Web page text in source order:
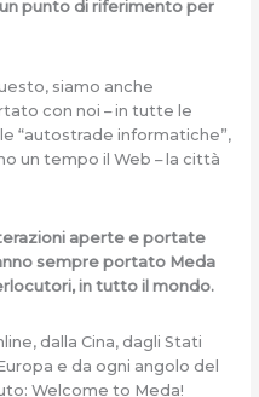
punto di riferimento per
siamo anche
con noi – in tutte le
“autostrade informatiche”,
un tempo il Web – la città
aperte e portate
sempre portato Meda
in tutto il mondo.
dalla Cina, dagli Stati
e da ogni angolo del
Welcome to Meda!